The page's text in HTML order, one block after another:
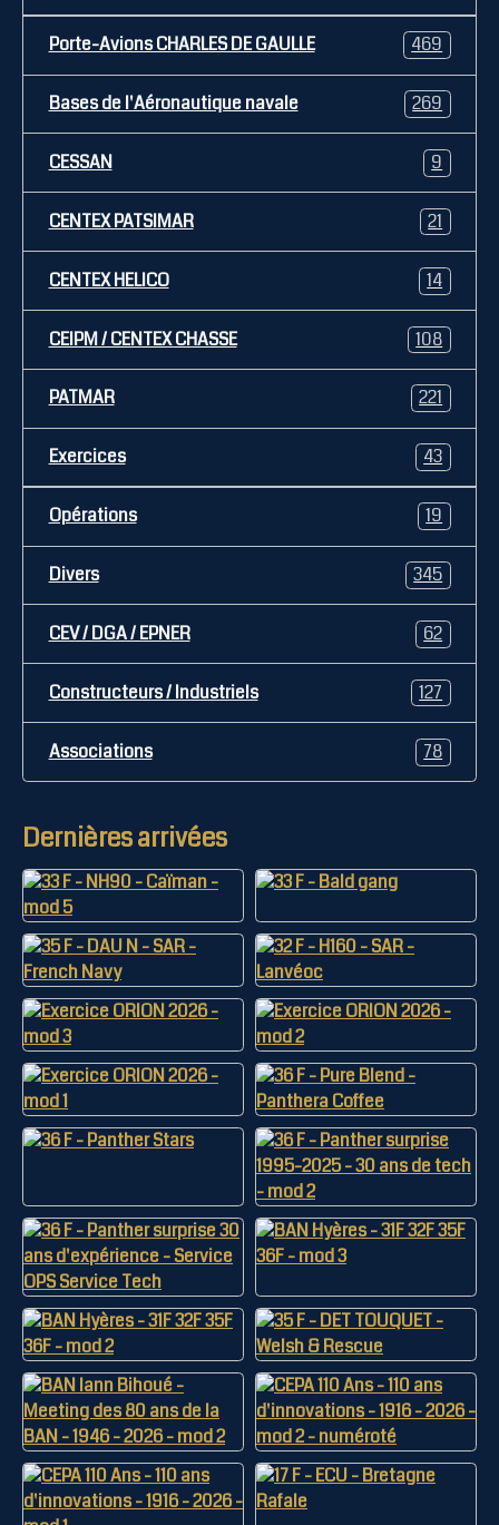
Porte-Avions CHARLES DE GAULLE 469
Bases de l'Aéronautique navale 269
CESSAN 9
CENTEX PATSIMAR 21
CENTEX HELICO 14
CEIPM / CENTEX CHASSE 108
PATMAR 221
Exercices 43
Opérations 19
Divers 345
CEV / DGA / EPNER 62
Constructeurs / Industriels 127
Associations 78
Dernières arrivées